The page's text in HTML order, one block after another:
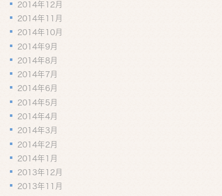
2014年12月
2014年11月
2014年10月
2014年9月
2014年8月
2014年7月
2014年6月
2014年5月
2014年4月
2014年3月
2014年2月
2014年1月
2013年12月
2013年11月